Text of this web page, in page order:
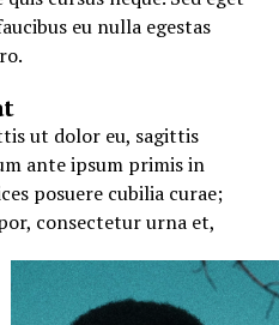
eu nulla egestas
ut dolor eu, sagittis
ante ipsum primis in
posuere cubilia curae;
consectetur urna et,